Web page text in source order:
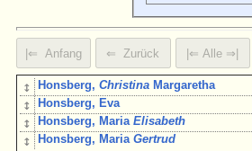
↕ Honsberg,Christina Margaretha
↕ Honsberg, Eva
↕ Honsberg, MariaElisabeth
↕ Honsberg, MariaGertrud